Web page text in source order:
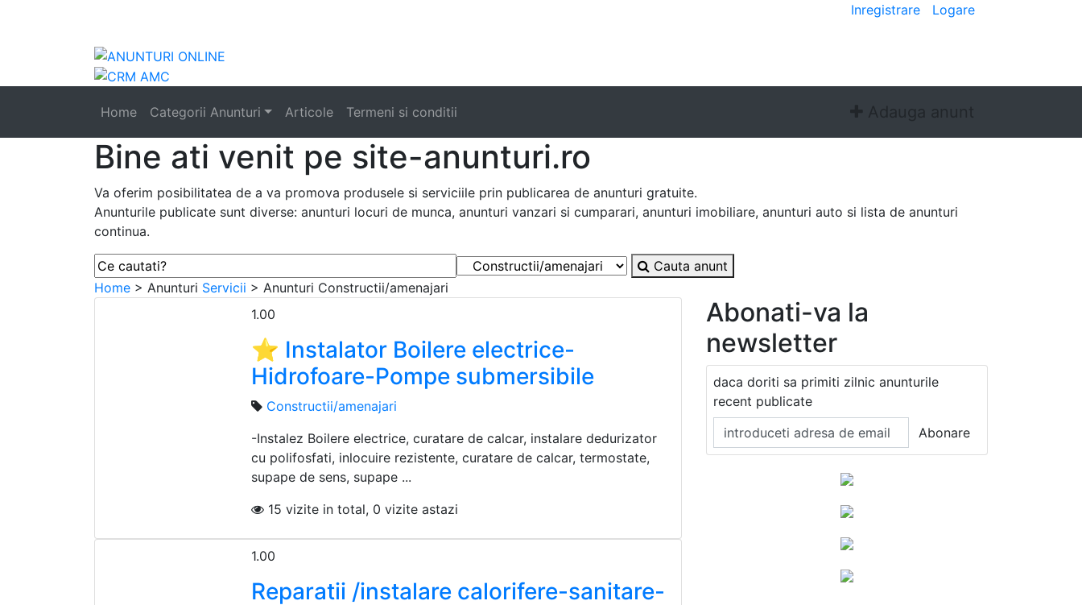
Inregistrare Logare
Home Categorii Anunturi Articole Termeni si conditii Adauga anunt
Bine ati venit pe site-anunturi.ro
Va oferim posibilitatea de a va promova produsele si serviciile prin publicarea de anunturi gratuite.
Anunturile publicate sunt diverse: anunturi locuri de munca, anunturi vanzari si cumparari, anunturi imobiliare, anunturi auto si lista de anunturi
continua.
Cauta anunt
Home > Anunturi Servicii > Anunturi Constructii/amenajari
1.00
⭐ Instalator Boilere electrice-
Hidrofoare-Pompe submersibile
Constructii/amenajari
-Instalez Boilere electrice, curatare de calcar, instalare dedurizator
cu polifosfati, inlocuire rezistente, curatare de calcar, termostate,
supape de sens, supape ...
15 vizite in total, 0 vizite astazi
1.00
Reparatii /instalare calorifere-sanitare-
Abonati-va la
newsletter
daca doriti sa primiti zilnic anunturile
recent publicate